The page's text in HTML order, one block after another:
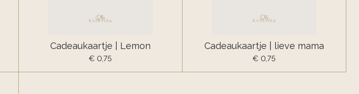
Cadeaukaartje | Lemon
€ 0,75
Cadeaukaartje | lieve mama
€ 0,75